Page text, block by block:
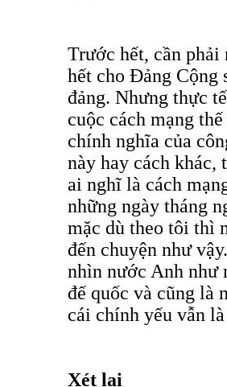
Trước hết, cần
hết cho Đảng Cộng
đảng. Nhưng thực
cuộc cách mạng
chính nghĩa của
này hay cách
ai nghĩ là cách
những ngày tháng
mặc dù theo tôi thì
đến chuyện như
nhìn nước Anh như
đế quốc và cũng là
cái chính yếu vẫn
Xét lại